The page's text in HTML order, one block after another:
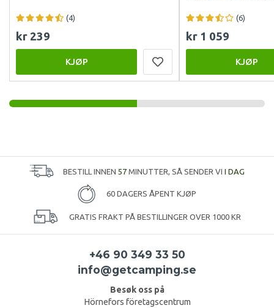
(4)
kr 239
KJØP
(6)
kr 1 059
KJØP
BESTILL INNEN 57 MINUTTER, SÅ SENDER VI I DAG
60 DAGERS ÅPENT KJØP
GRATIS FRAKT PÅ BESTILLINGER OVER 1000 KR
+46 90 349 33 50
info@getcamping.se
Besøk oss på
Hörnefors företagscentrum